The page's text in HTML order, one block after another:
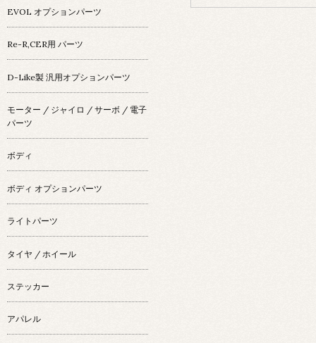
EVOL オプションパーツ
Re-R,CER用 パーツ
D-Like製 汎用オプションパーツ
モーター / ジャイロ / サーボ / 電子
パーツ
ボディ
ボディ オプションパーツ
ライトパーツ
タイヤ / ホイール
ステッカー
アパレル